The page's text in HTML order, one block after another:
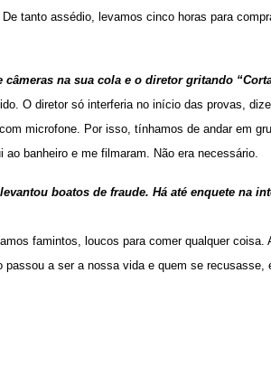
tanto assédio, levamos cinco horas para
na sua cola e o diretor gritando
O diretor só interferia no início das provas,
microfone. Por isso, tínhamos de andar em
banheiro e me filmaram. Não era necessário.
boatos de fraude. Há até enquete na
famintos, loucos para comer qualquer coisa.
passou a ser a nossa vida e quem se